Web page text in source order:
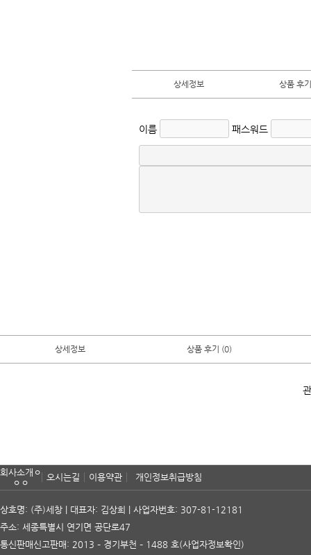
상세정보 상품 후
이름 패스워드
상세정보 상품 후기 (0)
회사소개ㅇ
ㅇㅇ
오시는길 이용약관 개인정보취급방침
상호명: (주)세창 | 대표자: 김상희 | 사업자번호: 307-81-12181
주소: 세종특별시 연기면 공단로47
통신판매신고판매: 2013 – 경기부천 – 1488 호(사업자정보확인)